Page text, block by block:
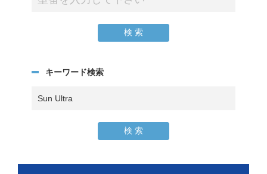
キーワード検索